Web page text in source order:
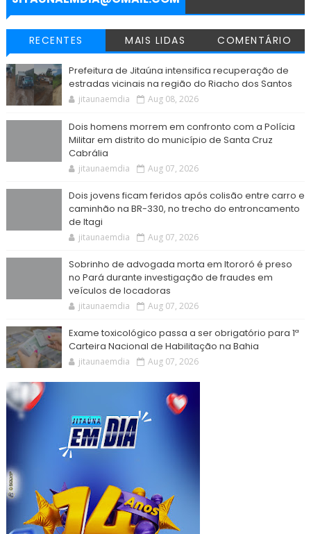
RECENTES MAIS LIDAS COMENTÁRIO
Prefeitura de Jitaúna intensifica recuperação de
estradas vicinais na região do Riacho dos Santos
jitaunaemdia Aug 08, 2026
Dois homens morrem em confronto com a Polícia
Militar em distrito do município de Santa Cruz
Cabrália
jitaunaemdia Aug 07, 2026
Dois jovens ficam feridos após colisão entre carro e
caminhão na BR-330, no trecho do entroncamento
de Itagi
jitaunaemdia Aug 07, 2026
Sobrinho de advogada morta em Itororó é preso
no Pará durante investigação de fraudes em
veículos de locadoras
jitaunaemdia Aug 07, 2026
Exame toxicológico passa a ser obrigatório para 1ª
Carteira Nacional de Habilitação na Bahia
jitaunaemdia Aug 07, 2026